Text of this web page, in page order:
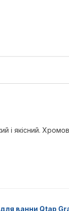
і якісний.
ванни Qtap